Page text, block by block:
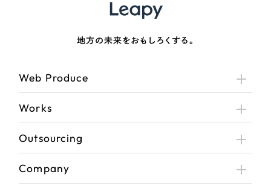
地方の未来をおもしろくする。
Web Produce
Works
Outsourcing
Company